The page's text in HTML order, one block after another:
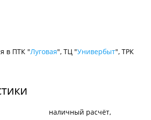
в ПТК "Луговая", ТЦ "Универбыт", ТРК
наличный расчёт